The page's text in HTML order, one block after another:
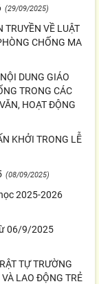
(29/09/2025)
TRUYỀN VỀ LUẬT
CHỐNG MA
DUNG GIÁO
TRONG CÁC
HOẠT ĐỘNG
KHỞI TRONG LỄ
(08/09/2025)
2025-2026
06/9/2025
TỰ TRƯỜNG
LAO ĐỘNG TRẺ